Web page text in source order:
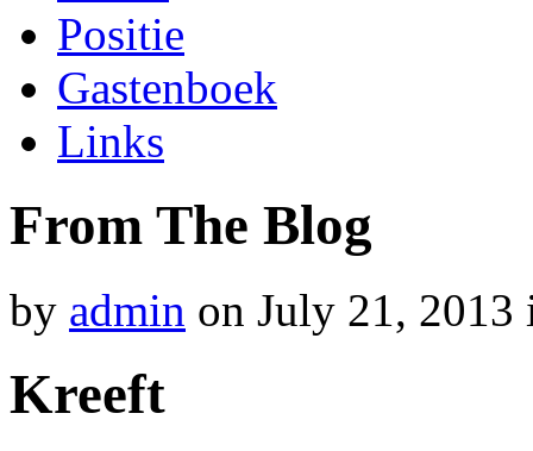
Positie
Gastenboek
Links
From The Blog
by admin on July 21, 2013
Kreeft